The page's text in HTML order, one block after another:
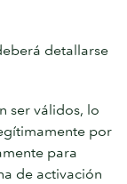
detallarse
ser válidos, lo
por
para
de activación